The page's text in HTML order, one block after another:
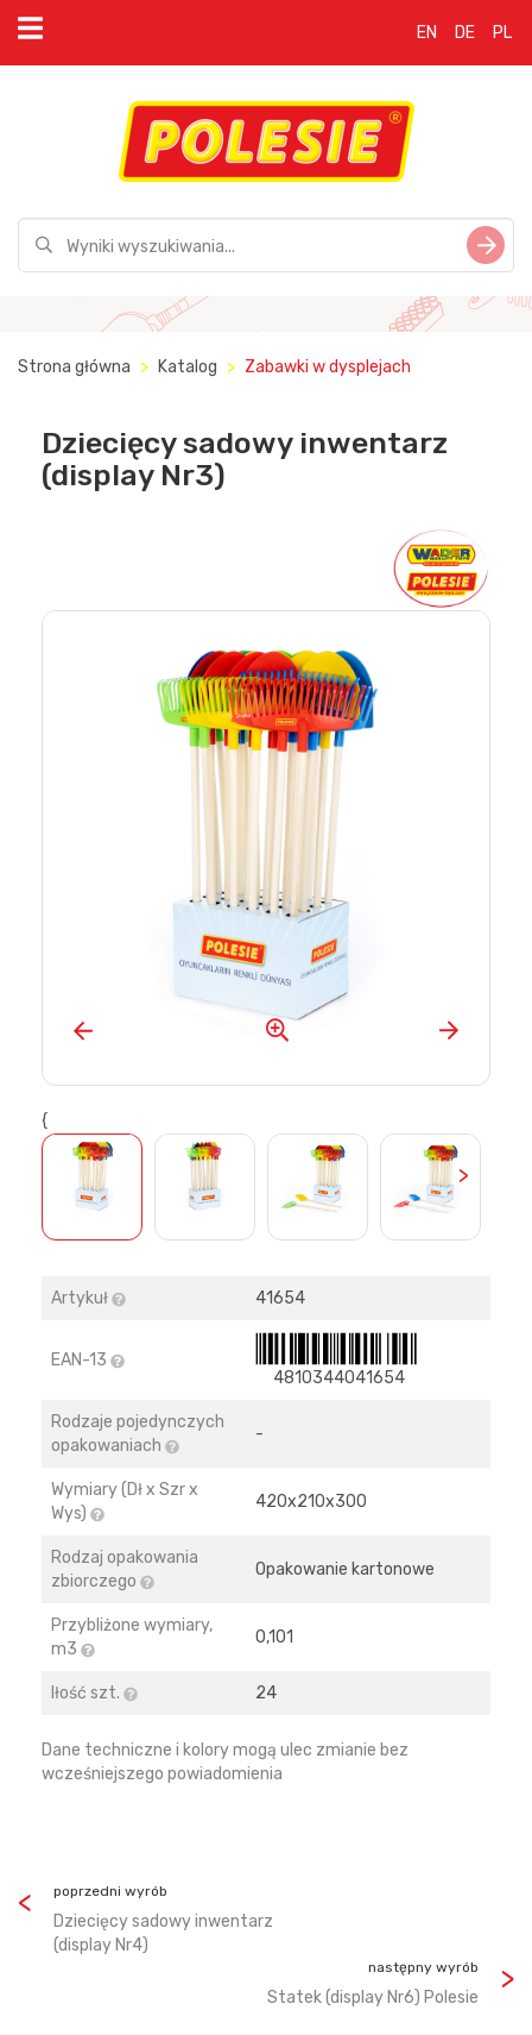
EN DE PL
Strona główna Katalog Zabawki w dysplejach
Dziecięcy sadowy inwentarz
(display Nr3)
{
>
Artykuł 41654
EAN-13
4810344041654
Rodzaje pojedynczych
opakowaniach
-
Wymiary (Dł x Szr x
Wys)
420х210х300
Rodzaj opakowania
zbiorczego
Opakowanie kartonowe
Przybliżone wymiary,
m3
0,101
Iłość szt. 24
Dane techniczne i kolory mogą ulec zmianie bez
wcześniejszego powiadomienia
poprzedni wyrób
Dziecięcy sadowy inwentarz
(display Nr4)
następny wyrób
Statek (display Nr6) Polesie